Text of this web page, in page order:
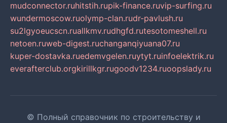
mudconnector.ruhitstih.rupik-finance.ruvip-surfing.ru
wundermoscow.ruolymp-clan.rudr-pavlush.ru
su2lgyoeucscn.ruallkmv.rudhgfd.rutesotomeshell.ru
netoen.ruweb-digest.ruchanganqiyuana07.ru
kuper-dostavka.ruedemvgelen.ruytyt.ruinfoelektrik.ru
everafterclub.orgkirillkgr.rugoodv1234.ruoopslady.ru
© Полный справочник по строительству и